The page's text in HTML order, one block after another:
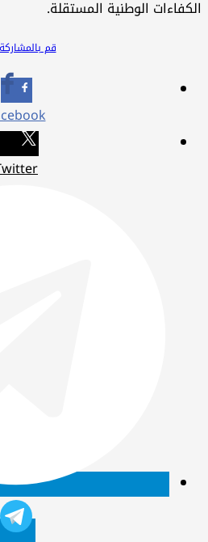
الوطنية المستقلة.
قم بالمشاركة
Facebook
Twitter